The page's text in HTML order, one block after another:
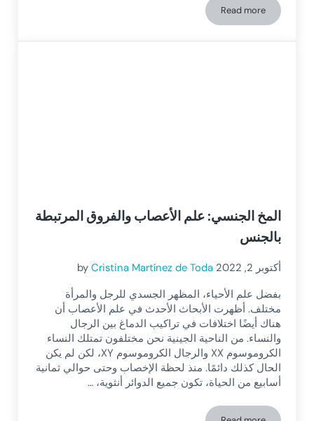
Read moreهل يمكن تحسين الوظائف التنفيذية؟
المخ الجنسي: علم الأعصاب والفروق المرتبطة
بالجنس
أكتوبر 2, 2022 by Cristina Martínez de Toda
بفضل علم الأحياء، المظهر الجسدي للرجل والمرأة
مختلف. أظهرت الأبحاث الأحدث في علم الأعصاب أن
هناك أيضًا اختلافات في تراكيب الدماغ بين الرجال
والنساء. من الناحية الجينية نحن مختلفون تمتلك النساء
الكروموسوم XX والرجال الكروموسوم XY، لكن لم يكن
الحال كذلك دائمًا. منذ لحظة الإخصاب وحتى حوالي ثمانية
أسابيع من الحياة، تكون جميع الدوائر أنثوية، …